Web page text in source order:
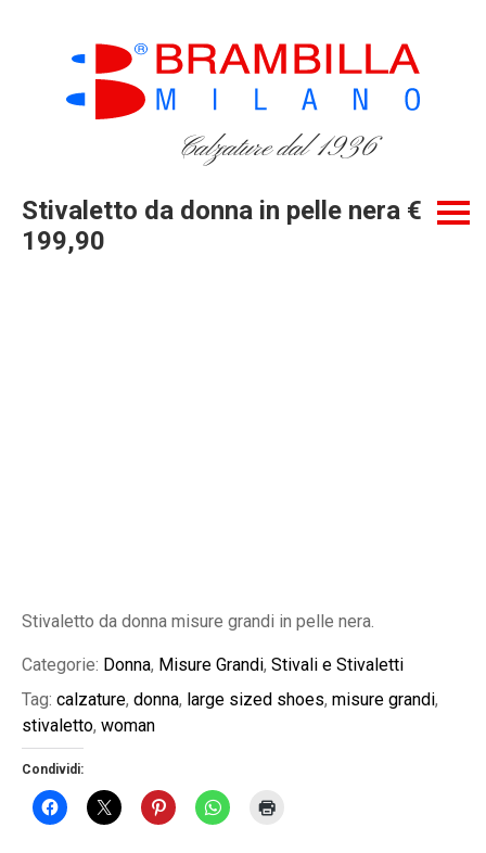
Calzature dal 1936
Stivaletto da donna in pelle nera €
199,90
Stivaletto da donna misure grandi in pelle nera.
Categorie: Donna, Misure Grandi, Stivali e Stivaletti
Tag: calzature, donna, large sized shoes, misure grandi,
stivaletto, woman
Condividi: